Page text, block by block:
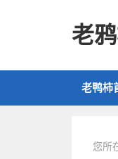
老
老鸭柿
您所